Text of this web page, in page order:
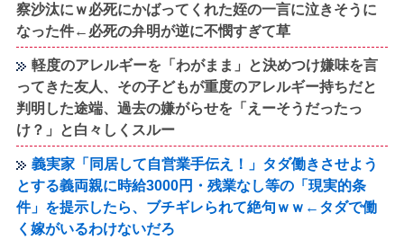
察沙汰にｗ必死にかばってくれた姪の一言に泣きそうに
なった件←必死の弁明が逆に不憫すぎて草
軽度のアレルギーを「わがまま」と決めつけ嫌味を言
ってきた友人、その子どもが重度のアレルギー持ちだと
判明した途端、過去の嫌がらせを「えーそうだったっ
け？」と白々しくスルー
義実家「同居して自営業手伝え！」タダ働きさせよう
とする義両親に時給3000円・残業なし等の「現実的条
件」を提示したら、ブチギレられて絶句ｗｗ←タダで働
く嫁がいるわけないだろ